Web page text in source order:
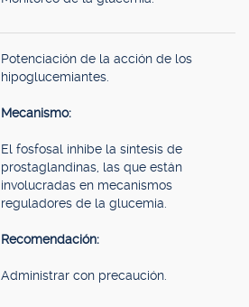
Potenciación de la acción de los
hipoglucemiantes.
Mecanismo:
El fosfosal inhibe la síntesis de
prostaglandinas, las que están
involucradas en mecanismos
reguladores de la glucemia.
Recomendación:
Administrar con precaución.